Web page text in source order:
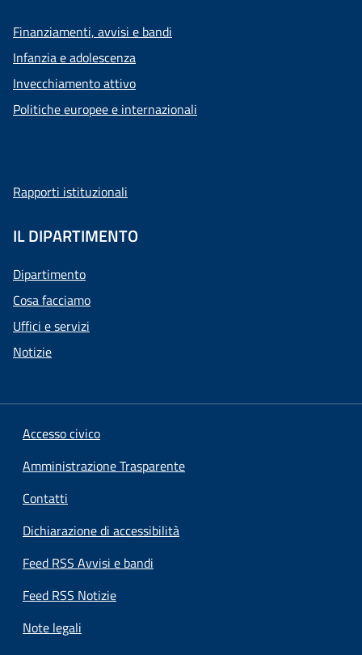
Finanziamenti, avvisi e bandi
Infanzia e adolescenza
Invecchiamento attivo
Politiche europee e internazionali
Rapporti istituzionali
IL DIPARTIMENTO
Dipartimento
Cosa facciamo
Uffici e servizi
Notizie
Accesso civico
Amministrazione Trasparente
Contatti
Dichiarazione di accessibilità
Feed RSS Avvisi e bandi
Feed RSS Notizie
Note legali